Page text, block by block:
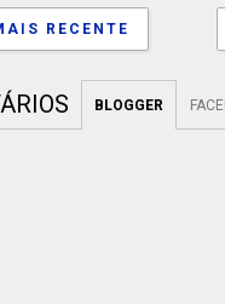
RECENTE
BLOGGER